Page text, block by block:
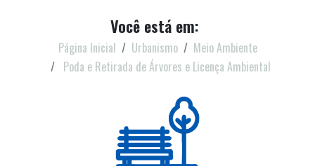
Você está em:
Página Inicial Urbanismo
Meio Ambiente
Poda e Retirada de Árvores e Licença Ambiental